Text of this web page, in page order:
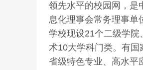
领先水平的校园网，是
息化理事会常务理事单
学校现设21个二级学
术10大学科门类。有国
省级特色专业、高水平